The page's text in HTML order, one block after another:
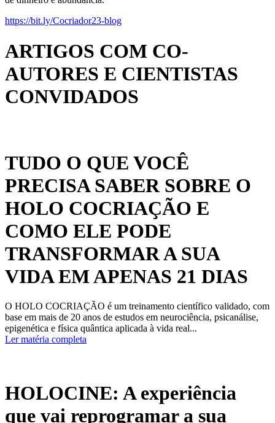
https://bit.ly/Cocriador23-blog
ARTIGOS COM CO-
AUTORES E CIENTISTAS
CONVIDADOS
TUDO O QUE VOCÊ
PRECISA SABER SOBRE O
HOLO COCRIAÇÃO E
COMO ELE PODE
TRANSFORMAR A SUA
VIDA EM APENAS 21 DIAS
O HOLO COCRIAÇÃO é um treinamento científico validado, com
base em mais de 20 anos de estudos em neurociência, psicanálise,
epigenética e física quântica aplicada à vida real...
Ler matéria completa
HOLOCINE: A experiência
que vai reprogramar a sua